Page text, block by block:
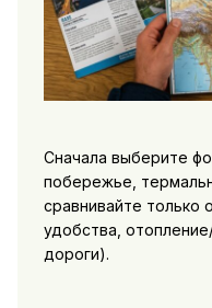
Сначала выберите
побережье,
сравнивайте только
удобства,
дороги).